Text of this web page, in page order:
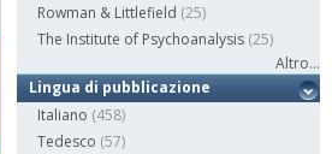
Rowman & Littlefield (25)
The Institute of Psychoanalysis (25)
Altro...
Lingua di pubblicazione
Italiano (458)
Tedesco (57)